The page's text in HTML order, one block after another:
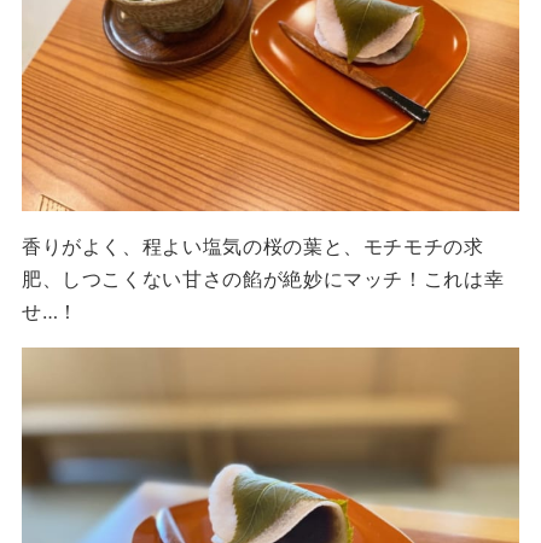
香りがよく、程よい塩気の桜の葉と、モチモチの求
肥、しつこくない甘さの餡が絶妙にマッチ！これは幸
せ…！